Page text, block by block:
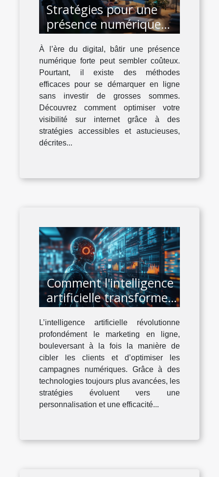
Stratégies pour une
présence numérique
réussie sans grandes
dépenses
À l’ère du digital, bâtir une présence
numérique forte peut sembler coûteux.
Pourtant, il existe des méthodes
efficaces pour se démarquer en ligne
sans investir de grosses sommes.
Découvrez comment optimiser votre
visibilité sur internet grâce à des
stratégies accessibles et astucieuses,
décrites...
Comment l'intelligence
artificielle transforme-
t-elle le marketing en
ligne ?
L’intelligence artificielle révolutionne
profondément le marketing en ligne,
bouleversant à la fois la manière de
cibler les clients et d’optimiser les
campagnes numériques. Grâce à des
technologies toujours plus avancées, les
stratégies évoluent vers une
personnalisation et une efficacité...